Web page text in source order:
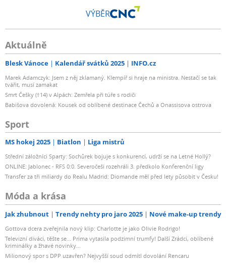
VÝBĚR
Aktuálně
Blesk Vánoce Kalendář svátků 2025 INFO.cz
Marek Adamczyk: Jsem z něj zklamaný. Klempíř si hraje na ministra. Nestačí se tak
tvářit, musí zamakat
Smrt Češky (†14) v Alpách: Zemřela při túře s rodiči
Babišova dovolená: Kousek od oblíbené destinace Čechů a Onassisova ostrova
Sport
MS hokej 2025 Biatlon Liga mistrů
Střední záložníci Sparty: Sochůrek bojuje s konkurencí, udrží se na Letné Hollý?
ONLINE: Jablonec - RFS 0:0. Severočeši rozehráli 3. předkolo Konferenční ligy
Transfer za tři miliardy do Realu Madrid: Diomande měl před lety působit v Česku!
Móda a krása
Jak zhubnout Trendy nehty pro jaro 2025 Nové make-up trendy
Gottova dcera zveřejnila nový klip: Charlotte je jako Olivie Rodrigo!
Televizní diváci, těšte se... Prima vytasila podzimní trumfy! Další Zrádci, oblíbené
kriminálky a žhavé novinky...
Milionový spor s DPP uzavřen? Nejvyšší soud odmítl dovolání Rencaru